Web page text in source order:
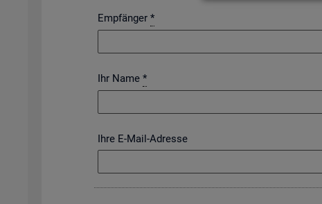
Empfänger *
Ihr Name *
Ihre E-Mail-Adresse